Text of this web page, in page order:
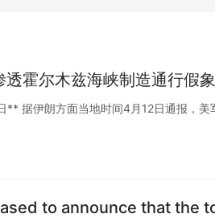
霍尔木兹海峡制造通行假象
据伊朗方面当地时间4月12日通报，美
to announce that the